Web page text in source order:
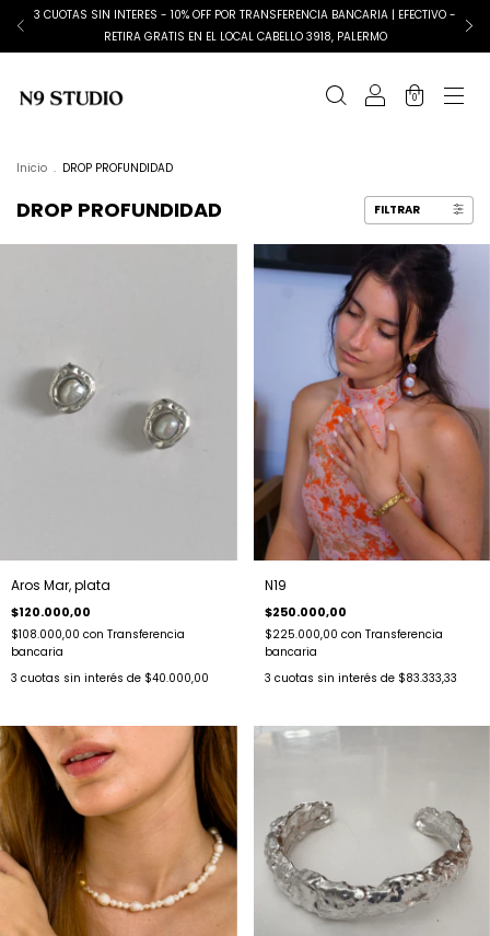
3 CUOTAS SIN INTERES - 10% OFF POR TRANSFERENCIA BANCARIA | EFECTIVO -
RETIRA GRATIS EN EL LOCAL CABELLO 3918, PALERMO
0
Inicio . DROP PROFUNDIDAD
DROP PROFUNDIDAD FILTRAR
Aros Mar, plata
$120.000,00
$108.000,00 con Transferencia
bancaria
3 cuotas sin interés de $40.000,00
N19
$250.000,00
$225.000,00 con Transferencia
bancaria
3 cuotas sin interés de $83.333,33